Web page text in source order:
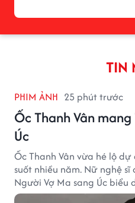
TIN
PHIM ẢNH 25 phút trước
Ốc Thanh Vân
Úc
Ốc Thanh Vân vừa hé lộ
suốt nhiều năm. Nữ nghệ
Người Vợ Ma sang Úc biểu
đáng nhớ trong hành trình